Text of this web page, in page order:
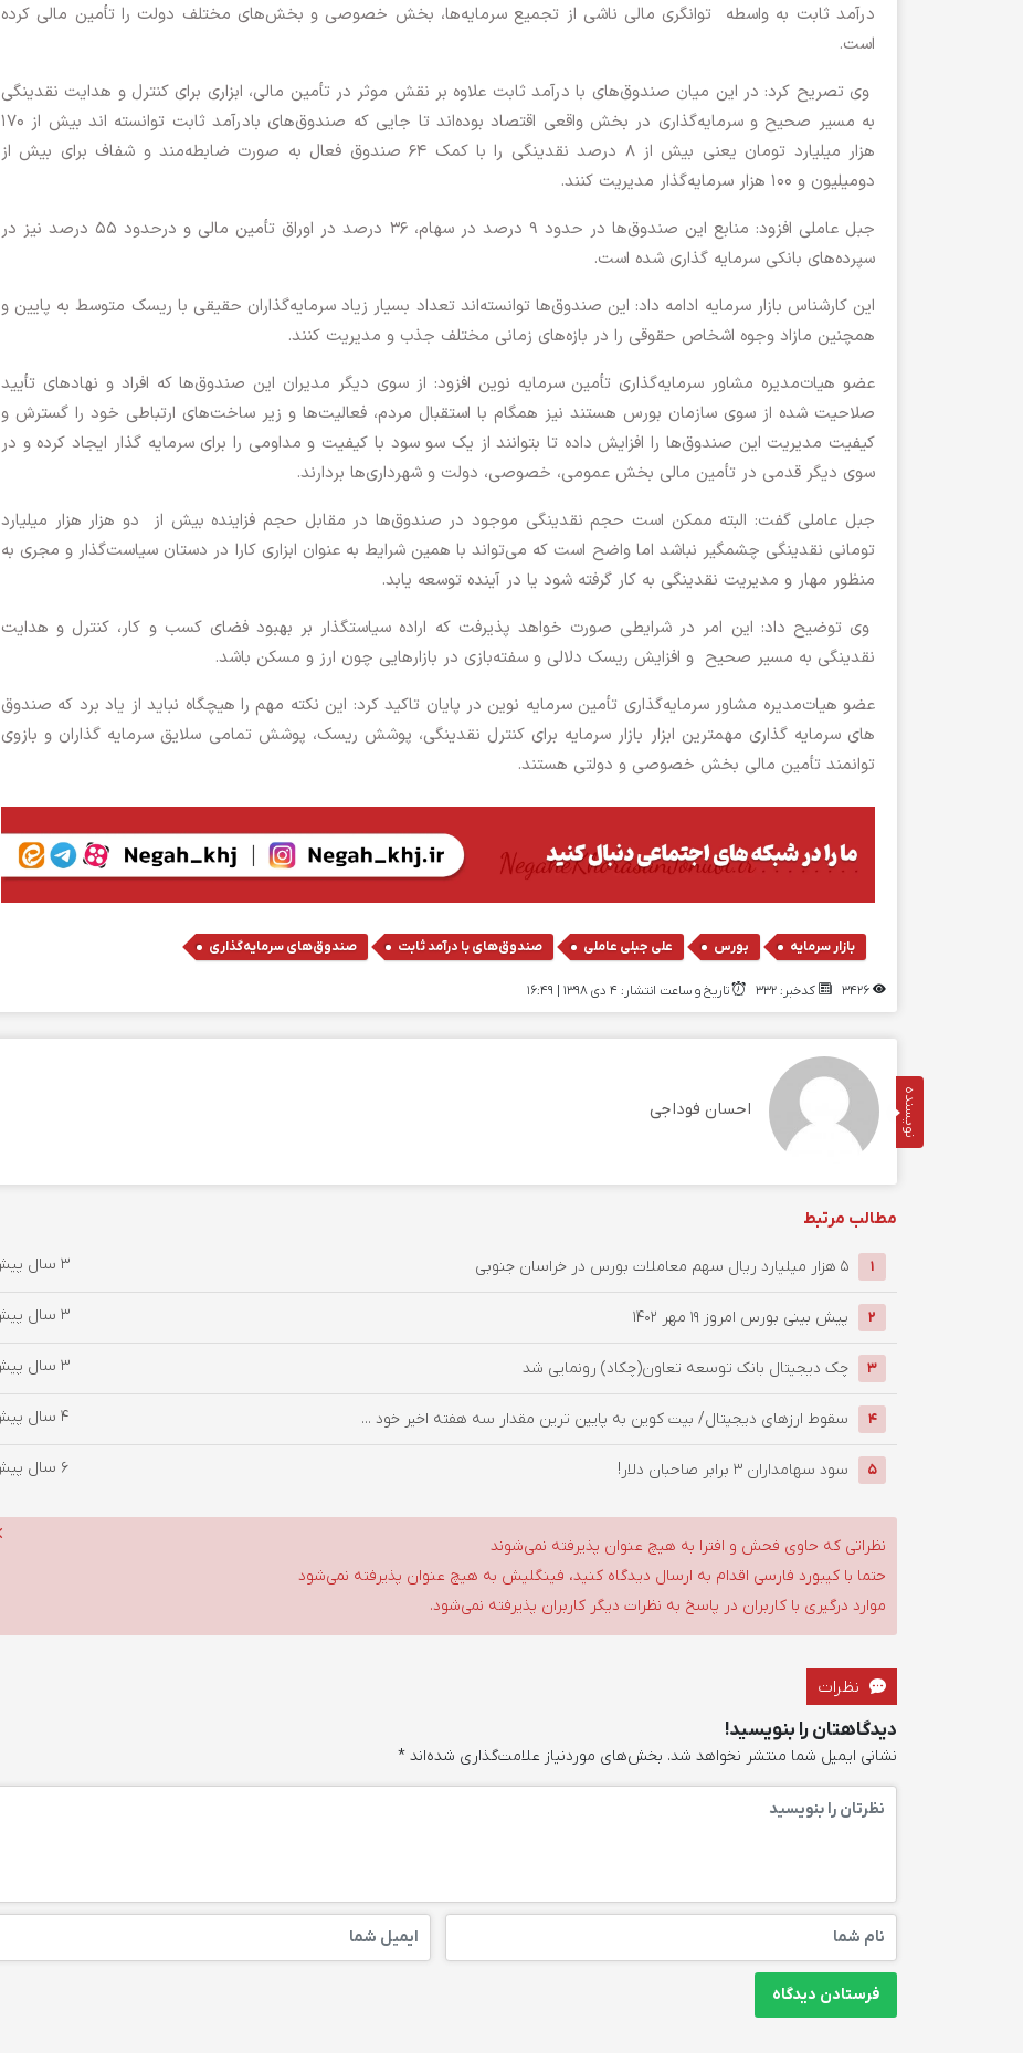
درآمد ثابت به واسطه توانگری مالی ناشی از تجمیع سرمایه‌ها، بخش خصوصی و بخش‌های مختلف دولت را تأمین مالی کرده
است.
وی تصریح کرد: در این میان صندوق‌های با درآمد ثابت علاوه بر نقش موثر در تأمین مالی، ابزاری برای کنترل و هدایت نقدینگی
به مسیر صحیح و سرمایه‌گذاری در بخش واقعی اقتصاد بوده‌اند تا جایی که صندوق‌های بادرآمد ثابت توانسته اند بیش از ۱۷۰
هزار میلیارد تومان یعنی بیش از ۸ درصد نقدینگی را با کمک ۶۴ صندوق فعال به صورت ضابطه‌مند و شفاف برای بیش از
دومیلیون و ۱۰۰ هزار سرمایه‌گذار مدیریت کنند.
جبل عاملی افزود: منابع این صندوق‌ها در حدود ۹ درصد در سهام، ۳۶ درصد در اوراق تأمین مالی و درحدود ۵۵ درصد نیز در
سپرده‌های بانکی سرمایه گذاری شده است.
این کارشناس بازار سرمایه ادامه داد: این صندوق‌ها توانسته‌اند تعداد بسیار زیاد سرمایه‌گذاران حقیقی با ریسک متوسط به پایین و
همچنین مازاد وجوه اشخاص حقوقی را در بازه‌های زمانی مختلف جذب و مدیریت کنند.
عضو هیات‌مدیره مشاور سرمایه‌گذاری تأمین سرمایه نوین افزود: از سوی دیگر مدیران این صندوق‌ها که افراد و نهادهای تأیید
صلاحیت شده از سوی سازمان بورس هستند نیز همگام با استقبال مردم، فعالیت‌ها و زیر ساخت‌های ارتباطی خود را گسترش و
کیفیت مدیریت این صندوق‌ها را افزایش داده تا بتوانند از یک سو سود با کیفیت و مداومی را برای سرمایه گذار ایجاد کرده و در
سوی دیگر قدمی در تأمین مالی بخش عمومی، خصوصی، دولت و شهرداری‌ها بردارند.
جبل عاملی گفت: البته ممکن است حجم نقدینگی موجود در صندوق‌ها در مقابل حجم فزاینده بیش از دو هزار هزار میلیارد
تومانی نقدینگی چشمگیر نباشد اما واضح است که می‌تواند با همین شرایط به عنوان ابزاری کارا در دستان سیاست‌گذار و مجری به
منظور مهار و مدیریت نقدینگی به کار گرفته شود یا در آینده توسعه یابد.
وی توضیح داد: این امر در شرایطی صورت خواهد پذیرفت که اراده سیاستگذار بر بهبود فضای کسب و کار، کنترل و هدایت
نقدینگی به مسیر صحیح و افزایش ریسک دلالی و سفته‌بازی در بازارهایی چون ارز و مسکن باشد.
عضو هیات‌مدیره مشاور سرمایه‌گذاری تأمین سرمایه نوین در پایان تاکید کرد: این نکته مهم را هیچگاه نباید از یاد برد که صندوق
های سرمایه گذاری مهمترین ابزار بازار سرمایه برای کنترل نقدینگی، پوشش ریسک، پوشش تمامی سلایق سرمایه گذاران و بازوی
توانمند تأمین مالی بخش خصوصی و دولتی هستند.
بازار سرمایه , بورس , علی جبلی عاملی , صندوق‌های با درآمد ثابت , صندوق‌های سرمایه‌گذاری
کدخبر: 332 تاریخ و ساعت انتشار: ۴ دی ۱۳۹۸ | 16:49
نویسنده احسان فوداجی
مطالب مرتبط
1 ۵ هزار میلیارد ریال سهم معاملات بورس در خراسان جنوبی 3 سال پیش
2 پیش بینی بورس امروز ۱۹ مهر ۱۴۰۲ 3 سال پیش
3 چک دیجیتال بانک توسعه تعاون(چکاد) رونمایی شد 3 سال پیش
4 سقوط ارزهای دیجیتال/ بیت کوین به پایین ترین مقدار سه هفته اخیر خود ... 4 سال پیش
5 سود سهامداران 3 برابر صاحبان دلار! 6 سال پیش
نظراتی که حاوی فحش و افترا به هیچ عنوان پذیرفته نمی‌شوند
حتما با کیبورد فارسی اقدام به ارسال دیدگاه کنید، فینگلیش به هیچ عنوان پذیرفته نمی‌شود
موارد درگیری با کاربران در پاسخ به نظرات دیگر کاربران پذیرفته نمی‌شود.
نظرات
دیدگاهتان را بنویسید!
نشانی ایمیل شما منتشر نخواهد شد. بخش‌های موردنیاز علامت‌گذاری شده‌اند *